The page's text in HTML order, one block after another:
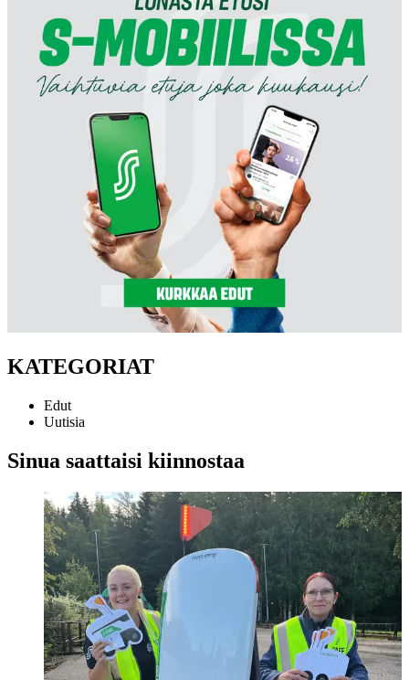
KATEGORIAT
Edut
Uutisia
Sinua saattaisi kiinnostaa